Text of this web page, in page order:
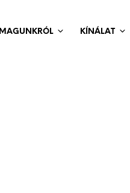
MAGUNKRÓL KÍNÁLAT